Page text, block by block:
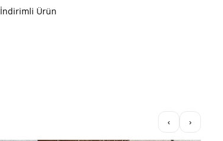
İndirimli Ürün
‹ ›